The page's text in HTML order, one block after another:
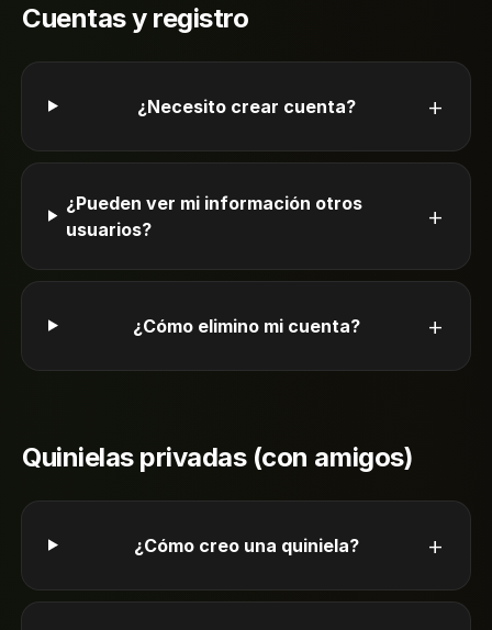
Cuentas y registro
¿Necesito crear cuenta? +
¿Pueden ver mi información otros
usuarios?
+
¿Cómo elimino mi cuenta? +
Quinielas privadas (con amigos)
¿Cómo creo una quiniela? +